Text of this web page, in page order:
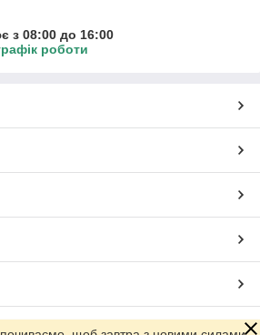
з 08:00 до 16:00
роботи
Prom.ua